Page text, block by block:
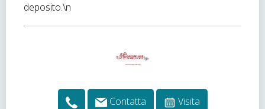
deposito.\n
Contatta Visita